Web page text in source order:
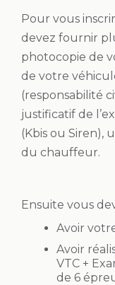
Pour vous
devez fournir
photocopie de
de votre
(responsabilité
justificatif de
(Kbis ou Siren),
du chauffeur.
Ensuite vous
Avoir
Avoir
VTC +
de 6